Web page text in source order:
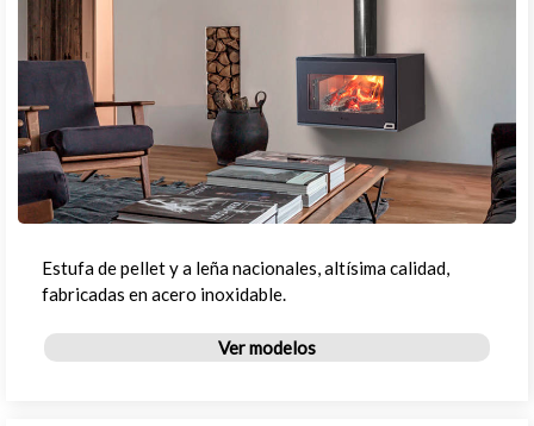
Estufa de pellet y a leña nacionales, altísima calidad,
fabricadas en acero inoxidable.
Ver modelos